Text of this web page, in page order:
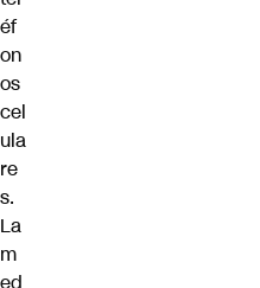
éf
on
os
cel
ula
re
s.
La
m
ed